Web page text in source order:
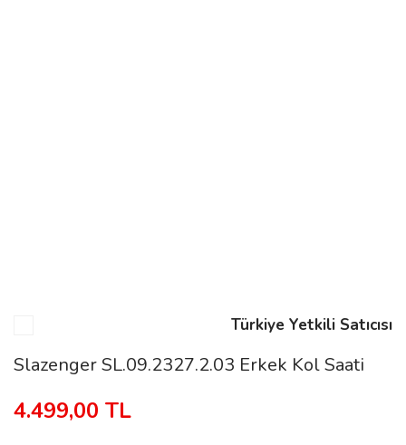
Türkiye Yetkili Satıcısı
Slazenger SL.09.2327.2.03 Erkek Kol Saati
4.499,00 TL